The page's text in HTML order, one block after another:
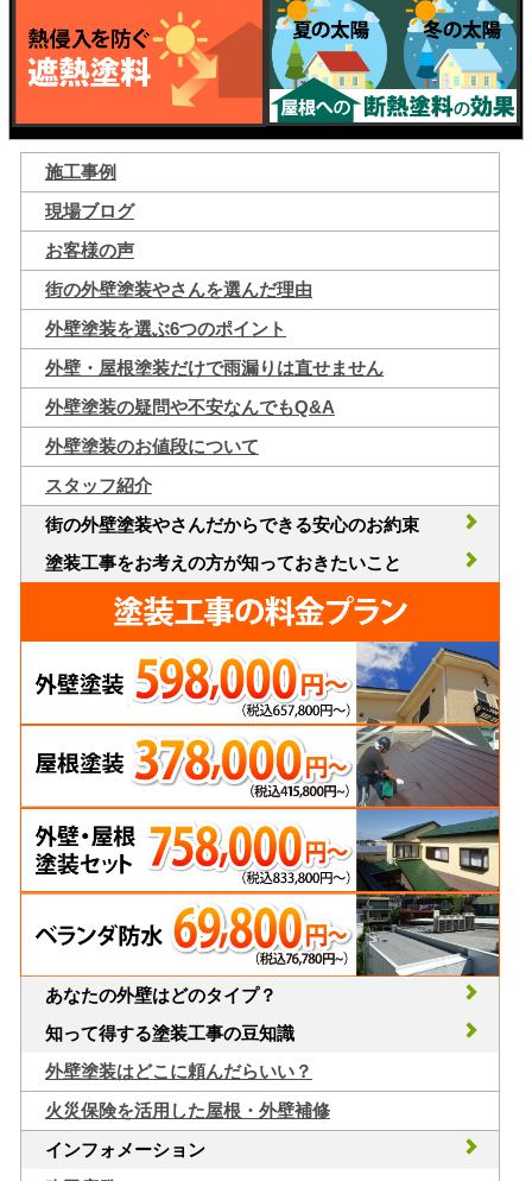
施工事例
現場ブログ
お客様の声
街の外壁塗装やさんを選んだ理由
外壁塗装を選ぶ6つのポイント
外壁・屋根塗装だけで雨漏りは直せません
外壁塗装の疑問や不安なんでもQ&A
外壁塗装のお値段について
スタッフ紹介
街の外壁塗装やさんだからできる安心のお約束
塗装工事をお考えの方が知っておきたいこと
あなたの外壁はどのタイプ？
知って得する塗装工事の豆知識
外壁塗装はどこに頼んだらいい？
火災保険を活用した屋根・外壁補修
インフォメーション